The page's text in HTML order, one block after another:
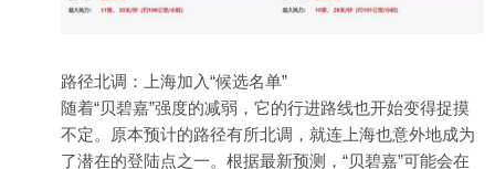
路径北调：上海加入“候选名单”
随着“贝碧嘉”强度的减弱，它的行进路线也开始变得捉摸
不定。原本预计的路径有所北调，就连上海也意外地成为
了潜在的登陆点之一。根据最新预测，“贝碧嘉”可能会在